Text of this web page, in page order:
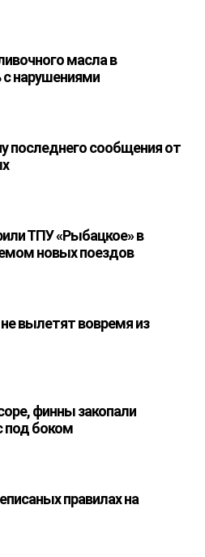
масла в
с нарушениями
последнего сообщения от
ТПУ «Рыбацкое» в
новых поездов
вылетят вовремя из
финны закопали
под боком
правилах на